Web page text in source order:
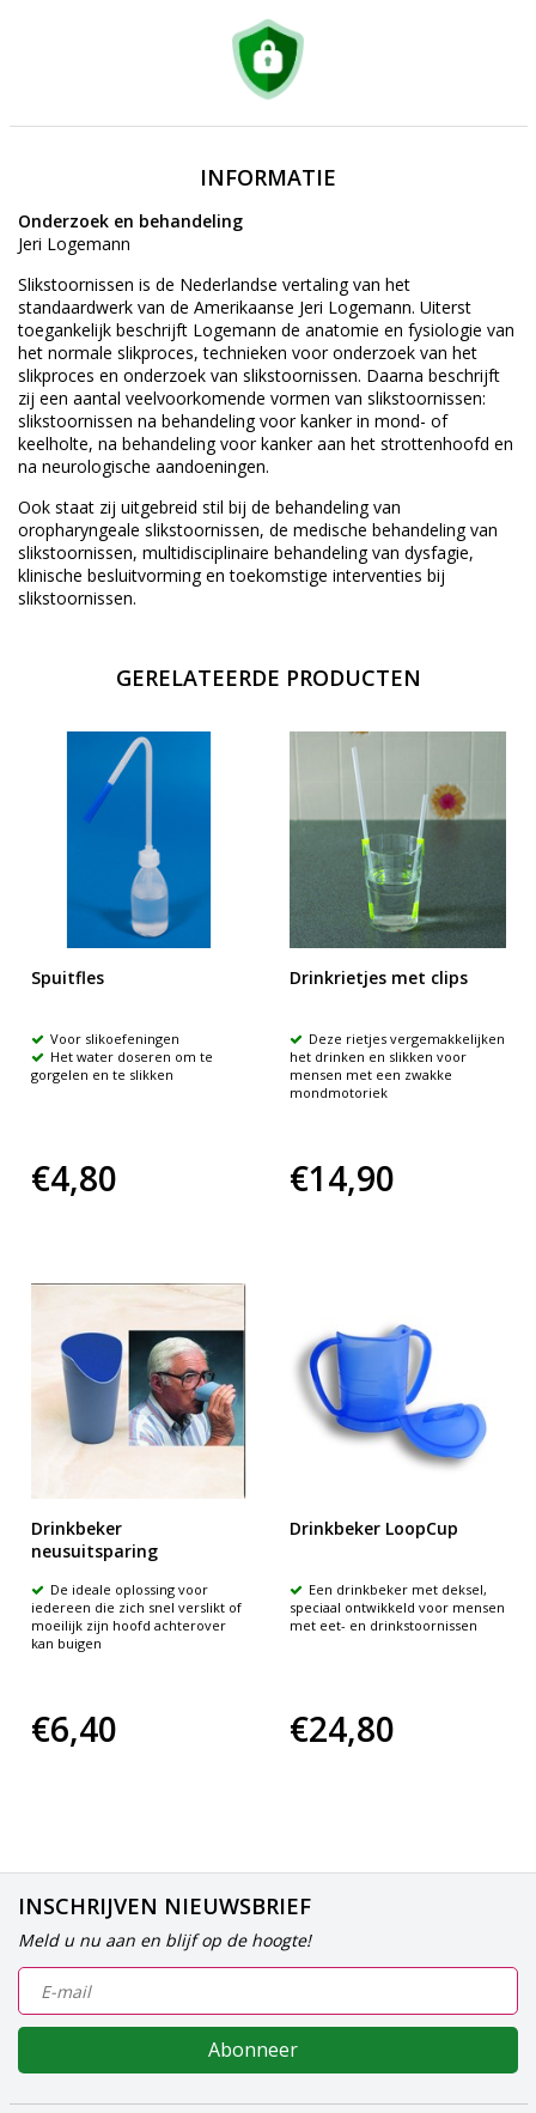
INFORMATIE
Onderzoek en behandeling
Jeri Logemann
Slikstoornissen is de Nederlandse vertaling van het
standaardwerk van de Amerikaanse Jeri Logemann. Uiterst
toegankelijk beschrijft Logemann de anatomie en fysiologie van
het normale slikproces, technieken voor onderzoek van het
slikproces en onderzoek van slikstoornissen. Daarna beschrijft
zij een aantal veelvoorkomende vormen van slikstoornissen:
slikstoornissen na behandeling voor kanker in mond- of
keelholte, na behandeling voor kanker aan het strottenhoofd en
na neurologische aandoeningen.
Ook staat zij uitgebreid stil bij de behandeling van
oropharyngeale slikstoornissen, de medische behandeling van
slikstoornissen, multidisciplinaire behandeling van dysfagie,
klinische besluitvorming en toekomstige interventies bij
slikstoornissen.
GERELATEERDE PRODUCTEN
Spuitfles
Voor slikoefeningen
Het water doseren om te
gorgelen en te slikken
€4,80
Drinkrietjes met clips
Deze rietjes vergemakkelijken
het drinken en slikken voor
mensen met een zwakke
mondmotoriek
€14,90
Drinkbeker
neusuitsparing
De ideale oplossing voor
iedereen die zich snel verslikt of
moeilijk zijn hoofd achterover
kan buigen
€6,40
Drinkbeker LoopCup
Een drinkbeker met deksel,
speciaal ontwikkeld voor mensen
met eet- en drinkstoornissen
€24,80
INSCHRIJVEN NIEUWSBRIEF
Meld u nu aan en blijf op de hoogte!
Abonneer